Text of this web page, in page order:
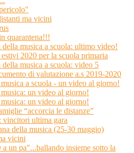
ma vicini
quarantena!!!
della musica a scuola: ultimo video!
2020 per la scuola primaria
della musica a scuola: video 5
di valutazione a.s 2019-2020
a scuola - un video al giorno!
un video al giorno!
un video al giorno!
“accorcia le distanze”
vincitori ultima gara
della musica (25-30 maggio)
vicini
un pa"...ballando insieme sotto la